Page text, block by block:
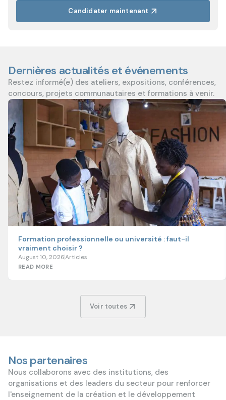
Candidater maintenant
Dernières actualités et événements
Restez informé(e) des ateliers, expositions, conférences,
concours, projets communautaires et formations à venir.
Formation professionnelle ou université : faut-il
vraiment choisir ?
August 10, 2026Articles
READ MORE
Voir toutes
Nos partenaires
Nous collaborons avec des institutions, des
organisations et des leaders du secteur pour renforcer
l'enseignement de la création et le développement